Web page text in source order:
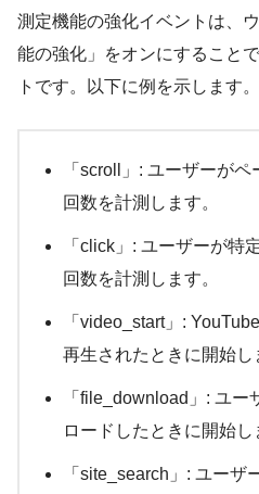
測定機能の強化イベントは、
能の強化」をオンにすること
トです。以下に例を示します。
「scroll」: ユーザーが
回数を計測します。
「click」: ユーザーが特
回数を計測します。
「video_start」:
再生されたときに開始し
「file_download」: ユ
ロードしたときに開始し
「site_search」: ユー